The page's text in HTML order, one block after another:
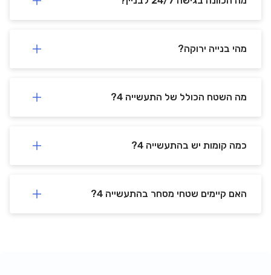
מהי בנייה ירוקה?
מה השטח הכולל של התעשייה 4?
כמה קומות יש בהתעשייה 4?
האם קיימים שטחי מסחר בהתעשייה 4?